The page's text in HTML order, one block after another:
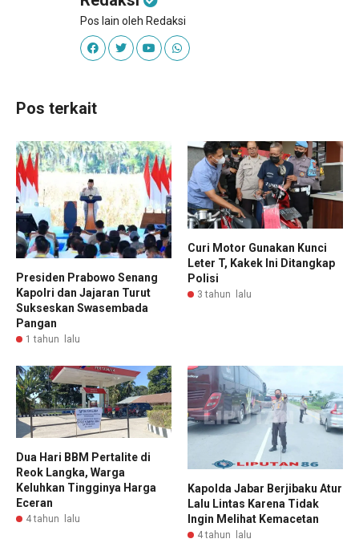
Pos lain oleh Redaksi
Pos terkait
Presiden Prabowo Senang
Kapolri dan Jajaran Turut
Sukseskan Swasembada
Pangan
1 tahun lalu
Curi Motor Gunakan Kunci
Leter T, Kakek Ini Ditangkap
Polisi
3 tahun lalu
Dua Hari BBM Pertalite di
Reok Langka, Warga
Keluhkan Tingginya Harga
Eceran
4 tahun lalu
Kapolda Jabar Berjibaku Atur
Lalu Lintas Karena Tidak
Ingin Melihat Kemacetan
4 tahun lalu